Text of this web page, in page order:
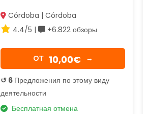
Córdoba | Córdoba
4.4/5 |
+6.822 обзоры
OТ 10,00€ →
↺ 6 Предложения по этому виду
деятельности
Бесплатная отмена